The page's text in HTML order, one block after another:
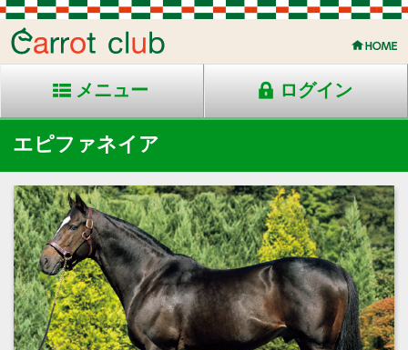
メニュー ログイン
エピファネイア